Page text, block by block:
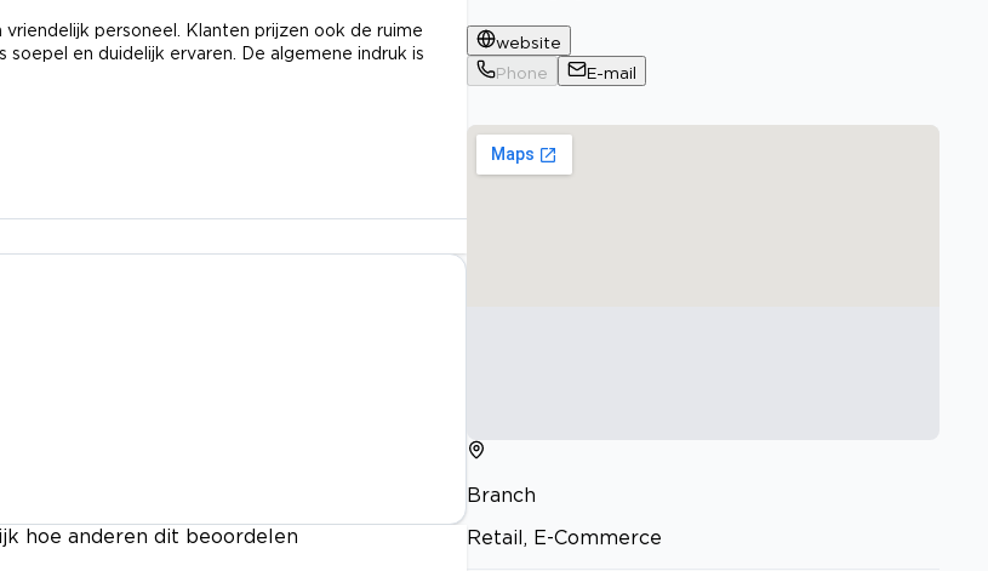
personeel. Klanten prijzen ook de ruime
en duidelijk ervaren. De algemene indruk is
hoe anderen dit beoordelen
website
Phone
E-mail
Branch
Retail, E-Commerce